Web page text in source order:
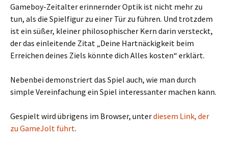
Gameboy-Zeitalter erinnernder Optik ist nicht mehr zu
tun, als die Spielfigur zu einer Tür zu führen. Und trotzdem
ist ein süßer, kleiner philosophischer Kern darin versteckt,
der das einleitende Zitat „Deine Hartnäckigkeit beim
Erreichen deines Ziels könnte dich Alles kosten“ erklärt.
Nebenbei demonstriert das Spiel auch, wie man durch
simple Vereinfachung ein Spiel interessanter machen kann.
Gespielt wird übrigens im Browser, unterdiesem Link, der
zu GameJolt führt.